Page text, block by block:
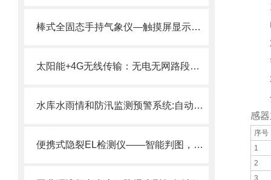
棒式全固态手持气象仪—触摸屏显示，操作直观简便便携气象站2024风途推送
太阳能+4G无线传输：无电无网路段公路气象监测站厂家
水库水雨情和防汛监测预警系统:自动识别异常水雨情，提前预测洪水风险
便携式隐裂EL检测仪——智能判图，秒级识别隐裂、断栅、黑心
1.
电
2.
智
3.
分
感
序号
1
2
3